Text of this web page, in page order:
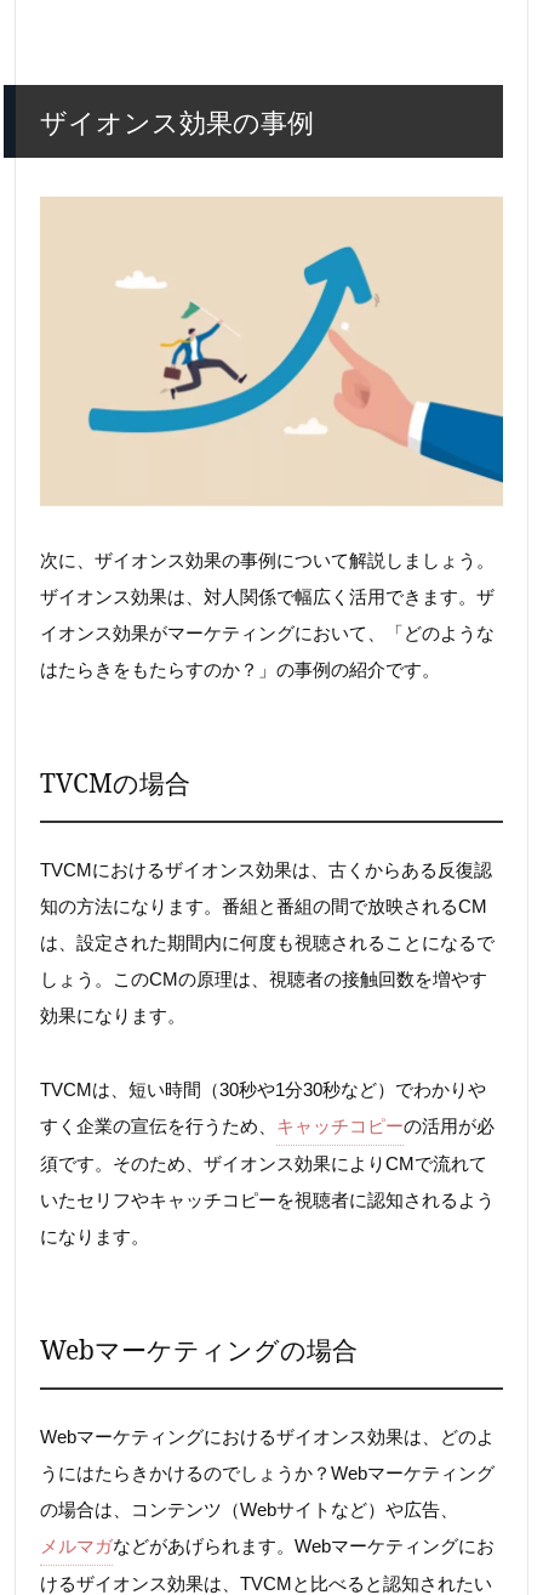
ザイオンス効果の事例
次に、ザイオンス効果の事例について解説しましょう。
ザイオンス効果は、対人関係で幅広く活用できます。ザ
イオンス効果がマーケティングにおいて、「どのような
はたらきをもたらすのか？」の事例の紹介です。
TVCMの場合
TVCMにおけるザイオンス効果は、古くからある反復認
知の方法になります。番組と番組の間で放映されるCM
は、設定された期間内に何度も視聴されることになるで
しょう。このCMの原理は、視聴者の接触回数を増やす
効果になります。
TVCMは、短い時間（30秒や1分30秒など）でわかりや
すく企業の宣伝を行うため、 キャッチコピーの活用が必
須です。そのため、ザイオンス効果によりCMで流れて
いたセリフやキャッチコピーを視聴者に認知されるよう
になります。
Webマーケティングの場合
Webマーケティングにおけるザイオンス効果は、どのよ
うにはたらきかけるのでしょうか？Webマーケティング
の場合は、コンテンツ（Webサイトなど）や広告、
メルマガなどがあげられます。Webマーケティングにお
けるザイオンス効果は、TVCMと比べると認知されたい